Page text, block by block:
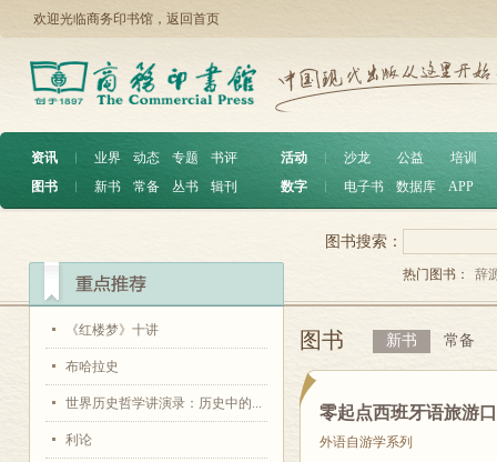
欢迎光临商务印书馆， 返回首页
资讯 ︱ 业界 动态 专题
书评
图书
︱ 新书 常备 丛书 辑刊
活动 沙龙 公益
培训
数字
电子书 数据库 APP
《红楼梦》十讲
布哈拉史
世界历史哲学讲演录：历史中的...
利论
图书搜索：
热门图书： 辞
图书 新书 常备
零起点西班牙语旅游
外语自游学系列